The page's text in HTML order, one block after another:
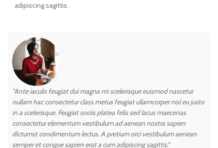
adipiscing sagittis.
"Ante iaculis feugiat dui magna mi scelerisque euismod nascetur
nullam hac consectetur class metus feugiat ullamcorper nisl eu justo
in a scelerisque. Feugiat sociis platea felis sed lacus maecenas
consectetur elementum vestibulum ad aenean nostra sapien
dictumst condimentum lectus. A pretium orci vestibulum aenean
semper et congue sapien erat a cum adipiscing sagittis."